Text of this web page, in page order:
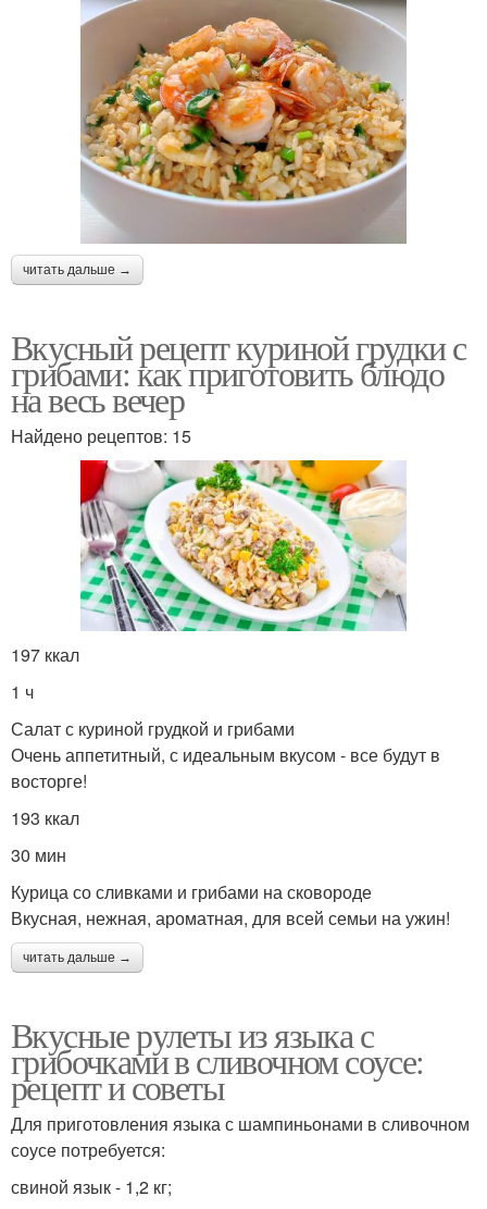
читать дальше →
Вкусный рецепт куриной грудки с
грибами: как приготовить блюдо
на весь вечер
Найдено рецептов: 15
197 ккал
1 ч
Салат с куриной грудкой и грибами
Очень аппетитный, с идеальным вкусом - все будут в
восторге!
193 ккал
30 мин
Курица со сливками и грибами на сковороде
Вкусная, нежная, ароматная, для всей семьи на ужин!
читать дальше →
Вкусные рулеты из языка с
грибочками в сливочном соусе:
рецепт и советы
Для приготовления языка с шампиньонами в сливочном
соусе потребуется:
свиной язык - 1,2 кг;